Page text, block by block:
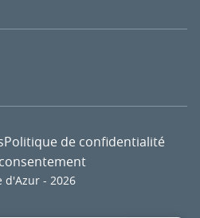
d'Azur - 2026
Politique de confidentialité